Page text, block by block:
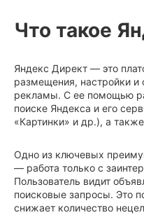
Что такое
Яндекс Директ — это
размещения, настройки и
рекламы. С ее помощью
поиске Яндекса и его
«Картинки» и др.), а
Одно из ключевых
— работа только с
Пользователь видит
поисковые запросы. Это
снижает количество